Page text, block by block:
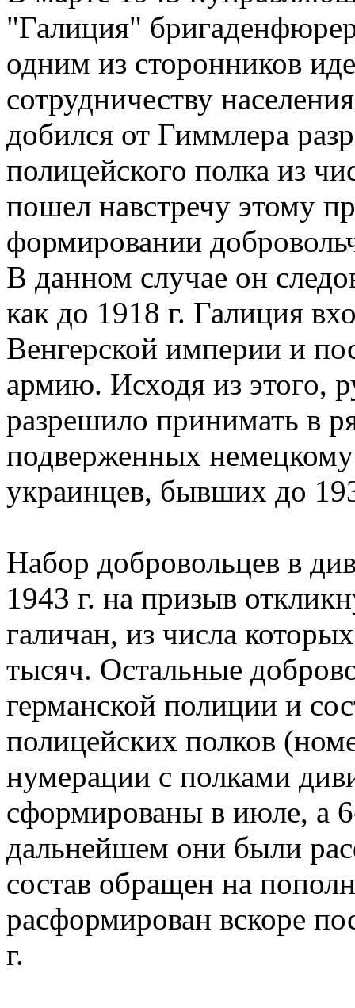
"Галиция"
одним из сторонников
сотрудничеству
добился от Гиммлера
полицейского полка из
пошел навстречу этому
формировании
В данном случае он
как до 1918 г. Галиция
Венгерской империи и
армию. Исходя из этого,
разрешило принимать в
подверженных
украинцев, бывших до
Набор добровольцев в
1943 г. на призыв
галичан, из числа
тысяч. Остальные
германской полиции и
полицейских полков
нумерации с полками
сформированы в июле, а
дальнейшем они были
состав обращен на
расформирован вскоре
г.